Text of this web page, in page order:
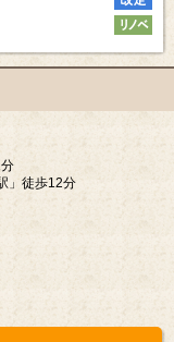
」徒歩12分